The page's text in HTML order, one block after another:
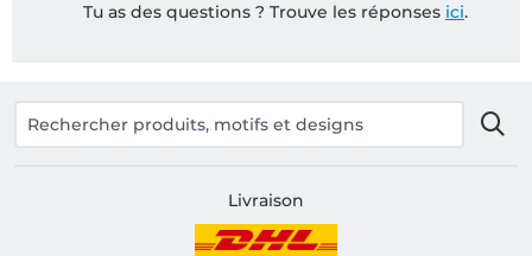
Tu as des questions ? Trouve les réponses ici.
Livraison